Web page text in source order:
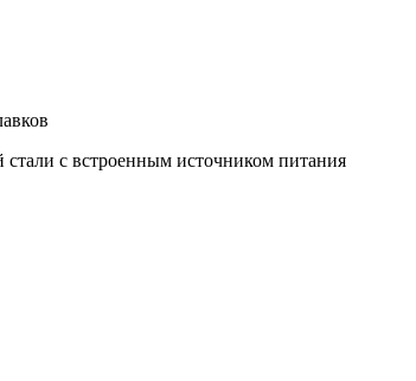
с встроенным источником питания